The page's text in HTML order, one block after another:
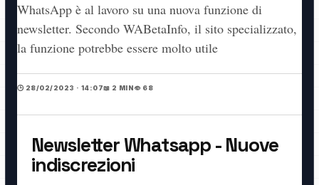
WhatsApp è al lavoro su una nuova funzione di
newsletter. Secondo WABetaInfo, il sito specializzato,
la funzione potrebbe essere molto utile
🕒 28/02/2023 · 14:07📖 2 MIN👁️ 68
Newsletter Whatsapp - Nuove
indiscrezioni